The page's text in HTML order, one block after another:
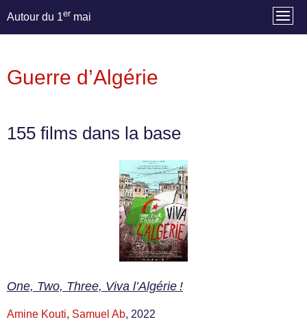
Autour du 1er mai
Guerre d’Algérie
155 films dans la base
One, Two, Three, Viva l’Algérie !
Amine Kouti, Samuel Ab, 2022